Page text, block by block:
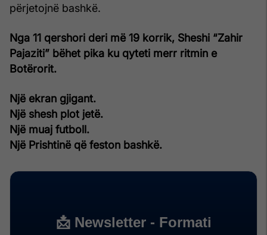
përjetojnë bashkë.
Nga 11 qershori deri më 19 korrik, Sheshi “Zahir
Pajaziti” bëhet pika ku qyteti merr ritmin e
Botërorit.
Një ekran gjigant.
Një shesh plot jetë.
Një muaj futboll.
Një Prishtinë që feston bashkë.